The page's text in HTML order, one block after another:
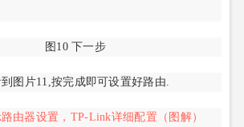
图10 下一步
图片11,按完成即可设置好路由.